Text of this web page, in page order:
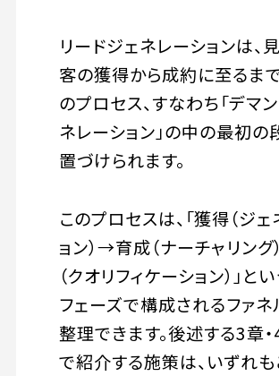
リードジェネレーションは、
客の獲得から成約に至るま
のプロセス、すなわち「デマ
ネレーション」の中の最初の
置づけられます。
このプロセスは、「獲得（ジ
ョン）→育成（ナーチャリン
（クオリフィケーション）」と
フェーズで構成されるファネ
整理できます。後述する3章
で紹介する施策は、いずれ